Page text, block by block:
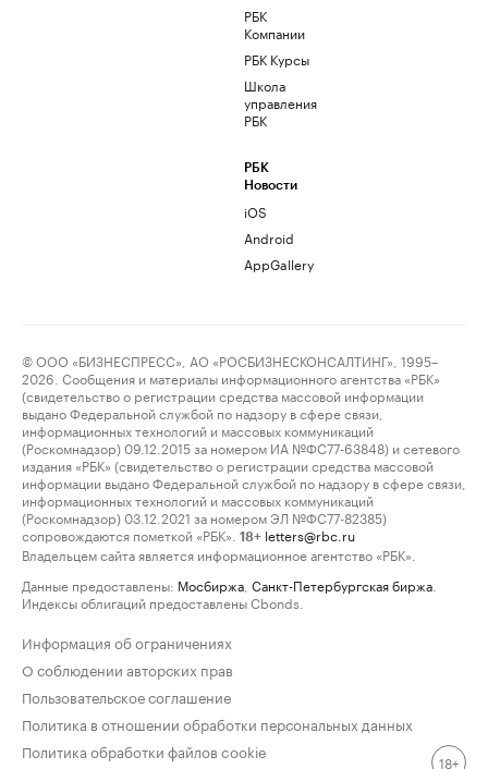
РБК
Компании
РБК Курсы
Школа
управления
РБК
РБК
Новости
iOS
Android
AppGallery
© ООО «БИЗНЕСПРЕСС», АО «РОСБИЗНЕСКОНСАЛТИНГ», 1995–
2026. Сообщения и материалы информационного агентства «РБК»
(свидетельство о регистрации средства массовой информации
выдано Федеральной службой по надзору в сфере связи,
информационных технологий и массовых коммуникаций
(Роскомнадзор) 09.12.2015 за номером ИА №ФС77-63848) и сетевого
издания «РБК» (свидетельство о регистрации средства массовой
информации выдано Федеральной службой по надзору в сфере связи,
информационных технологий и массовых коммуникаций
(Роскомнадзор) 03.12.2021 за номером ЭЛ №ФС77-82385)
сопровождаются пометкой «РБК».
18+ letters@rbc.ru
Владельцем сайта является информационное агентство «РБК».
Данные предоставлены: Мосбиржа Санкт-Петербургская биржа
Индексы облигаций предоставлены Cbonds.
Информация об ограничениях
О соблюдении авторских прав
Пользовательское соглашение
Политика в отношении обработки персональных данных
Политика обработки файлов cookie
18+